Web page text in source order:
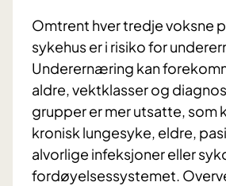
Omtrent hver tredje voksne
sykehus er i risiko for
Underernæring kan
aldre, vektklasser og
grupper er mer utsatte, som
kronisk lungesyke, eldre,
alvorlige infeksjoner eller
fordøyelsessystemet.